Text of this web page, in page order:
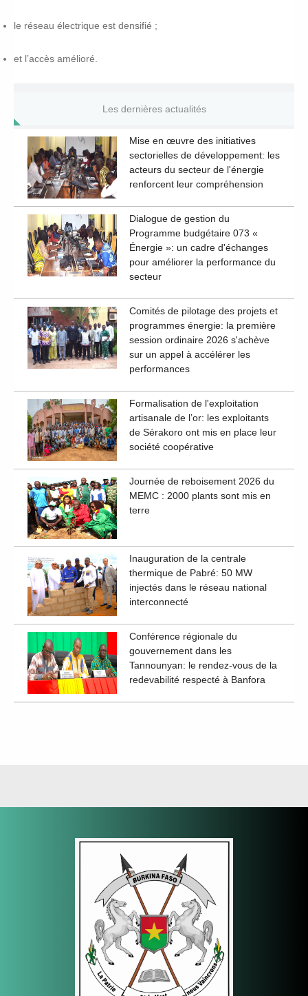
le réseau électrique est densifié ;
et l’accès amélioré.
Les dernières actualités
Mise en œuvre des initiatives
sectorielles de développement: les
acteurs du secteur de l'énergie
renforcent leur compréhension
Dialogue de gestion du
Programme budgétaire 073 «
Énergie »: un cadre d'échanges
pour améliorer la performance du
secteur
Comités de pilotage des projets et
programmes énergie: la première
session ordinaire 2026 s'achève
sur un appel à accélérer les
performances
Formalisation de l'exploitation
artisanale de l’or: les exploitants
de Sérakoro ont mis en place leur
société coopérative
Journée de reboisement 2026 du
MEMC : 2000 plants sont mis en
terre
Inauguration de la centrale
thermique de Pabré: 50 MW
injectés dans le réseau national
interconnecté
Conférence régionale du
gouvernement dans les
Tannounyan: le rendez-vous de la
redevabilité respecté à Banfora